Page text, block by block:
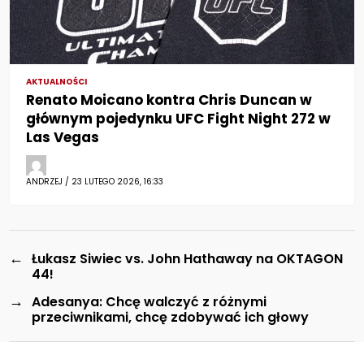
AKTUALNOŚCI
Renato Moicano kontra Chris Duncan w
głównym pojedynku UFC Fight Night 272 w
Las Vegas
ANDRZEJ / 23 LUTEGO 2026, 16:33
← Łukasz Siwiec vs. John Hathaway na OKTAGON
44!
→ Adesanya: Chcę walczyć z różnymi
przeciwnikami, chcę zdobywać ich głowy